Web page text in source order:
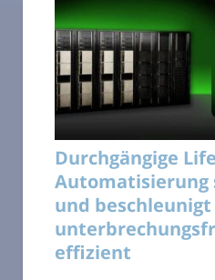
Durchgängige
Automatisierung
und beschleunigt
effizient